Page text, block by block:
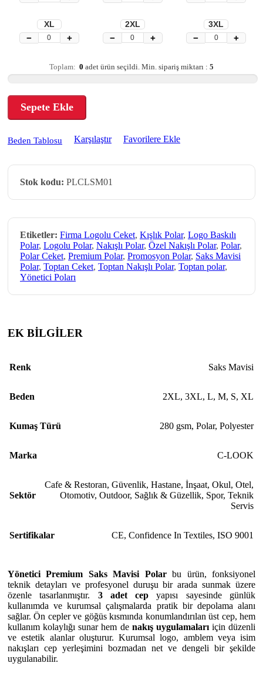
XL
− +
2XL
− +
3XL
− +
Toplam: 0 adet ürün seçildi. Min. sipariş miktarı : 5
Sepete Ekle
Beden Tablosu Karşılaştır Favorilere Ekle
Stok kodu: PLCLSM01
Etiketler: Firma Logolu Ceket, Kışlık Polar, Logo Baskılı
Polar, Logolu Polar, Nakışlı Polar, Özel Nakışlı Polar, Polar,
Polar Ceket, Premium Polar, Promosyon Polar, Saks Mavisi
Polar, Toptan Ceket, Toptan Nakışlı Polar, Toptan polar,
Yönetici Poları
EK BİLGİLER
Renk Saks Mavisi
Beden 2XL, 3XL, L, M, S, XL
Kumaş Türü 280 gsm, Polar, Polyester
Marka C-LOOK
Sektör
Cafe & Restoran, Güvenlik, Hastane, İnşaat, Okul, Otel,
Otomotiv, Outdoor, Sağlık & Güzellik, Spor, Teknik
Servis
Sertifikalar CE, Confidence In Textiles, ISO 9001
Yönetici Premium Saks Mavisi Polarbu ürün, fonksiyonel
teknik detayları ve profesyonel duruşu bir arada sunmak üzere
özenle tasarlanmıştır. 3 adet cep yapısı sayesinde günlük
kullanımda ve kurumsal çalışmalarda pratik bir depolama alanı
sağlar. Ön cepler ve göğüs kısmında konumlandırılan üst cep, hem
kullanım kolaylığı sunar hem de nakış uygulamalarıiçin düzenli
ve estetik alanlar oluşturur. Kurumsal logo, amblem veya isim
nakışları cep yerleşimini bozmadan net ve dengeli bir şekilde
uygulanabilir.